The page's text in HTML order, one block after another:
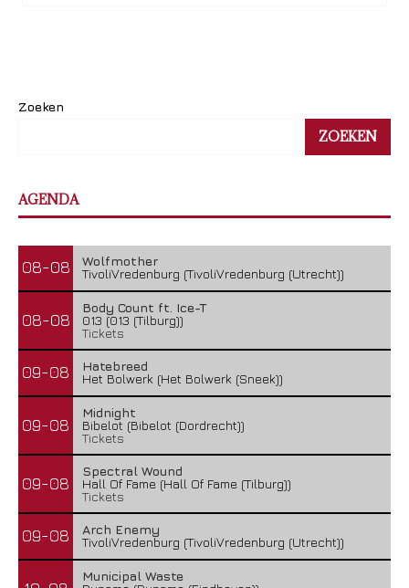
Zoeken
ZOEKEN
AGENDA
08-08
Wolfmother
TivoliVredenburg (TivoliVredenburg (Utrecht))
08-08
Body Count ft. Ice-T
013 (013 (Tilburg))
Tickets
09-08
Hatebreed
Het Bolwerk (Het Bolwerk (Sneek))
09-08
Midnight
Bibelot (Bibelot (Dordrecht))
Tickets
09-08
Spectral Wound
Hall Of Fame (Hall Of Fame (Tilburg))
Tickets
09-08
Arch Enemy
TivoliVredenburg (TivoliVredenburg (Utrecht))
Municipal Waste